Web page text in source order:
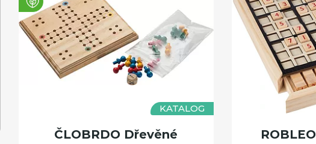
KATALOG
ČLOBRDO Dřevěné